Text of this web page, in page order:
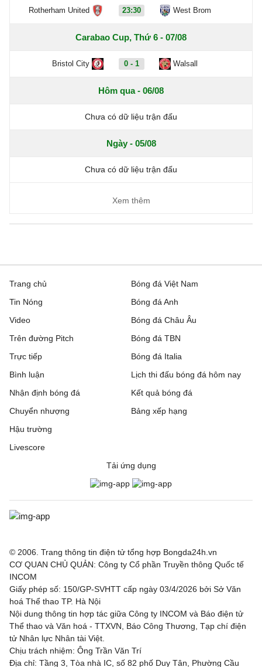
Rotherham United 23:30 West Brom
Carabao Cup, Thứ 6 - 07/08
Bristol City 0 - 1 Walsall
Hôm qua - 06/08
Chưa có dữ liệu trận đấu
Ngày - 05/08
Chưa có dữ liệu trận đấu
Xem thêm
Trang chủ
Tin Nóng
Video
Trên đường Pitch
Trực tiếp
Bóng đá Việt Nam
Bóng đá Anh
Bóng đá Châu Âu
Bóng đá TBN
Bóng đá Italia
Bình luận
Nhận định bóng đá
Chuyển nhượng
Hậu trường
Livescore
Lịch thi đấu bóng đá hôm nay
Kết quả bóng đá
Bảng xếp hạng
Tải ứng dụng
© 2006. Trang thông tin điện tử tổng hợp Bongda24h.vn
CƠ QUAN CHỦ QUẢN: Công ty Cổ phần Truyền thông Quốc tế
INCOM
Giấy phép số: 150/GP-SVHTT cấp ngày 03/4/2026 bởi Sở Văn
hoá Thể thao TP. Hà Nội
Nội dung thông tin hợp tác giữa Công ty INCOM và Báo điện tử
Thể thao và Văn hoá - TTXVN, Báo Công Thương, Tạp chí điện
tử Nhân lực Nhân tài Việt.
Chịu trách nhiệm: Ông Trần Văn Trí
Địa chỉ: Tầng 3, Tòa nhà IC, số 82 phố Duy Tân, Phường Cầu